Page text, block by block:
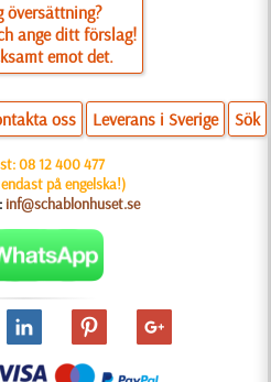
översättning?
ange ditt förslag!
emot det.
oss Leverans i Sverige Sök
08 12 400 477
på engelska!)
inf@schablonhuset.se